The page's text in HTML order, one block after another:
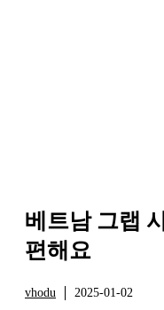
베트남 그랩
편해요
vhodu 2025-01-02